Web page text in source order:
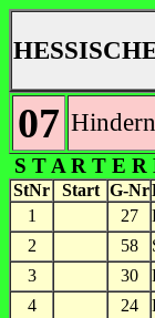
07
S T A R T E R
StNr Start G-Nr
1
27
2 58
3 30
4 24